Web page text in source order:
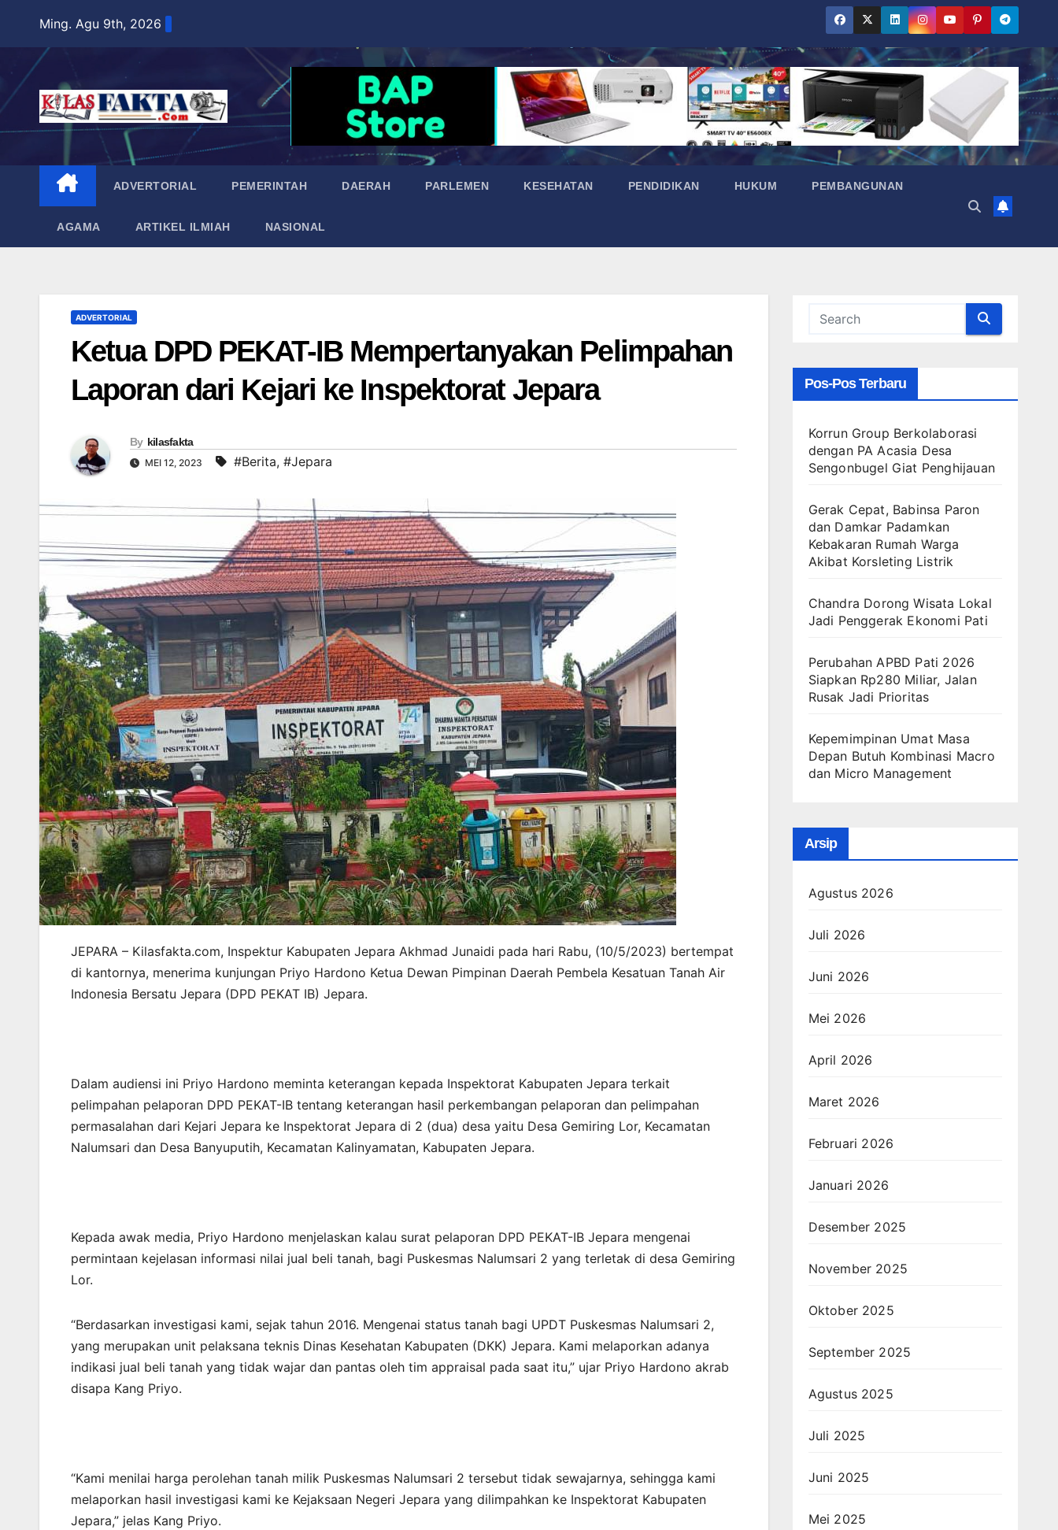
content
Ming. Agu 9th, 2026
ADVERTORIAL PEMERINTAH DAERAH PARLEMEN KESEHATAN PENDIDIKAN HUKUM PEMBANGUNAN
AGAMA ARTIKEL ILMIAH NASIONAL
ADVERTORIAL
Ketua DPD PEKAT-IB Mempertanyakan Pelimpahan
Laporan dari Kejari ke Inspektorat Jepara
By kilasfakta
MEI 12, 2023 #Berita, #Jepara
JEPARA – Kilasfakta.com, Inspektur Kabupaten Jepara Akhmad Junaidi pada hari Rabu, (10/5/2023) bertempat
di kantornya, menerima kunjungan Priyo Hardono Ketua Dewan Pimpinan Daerah Pembela Kesatuan Tanah Air
Indonesia Bersatu Jepara (DPD PEKAT IB) Jepara.
Dalam audiensi ini Priyo Hardono meminta keterangan kepada Inspektorat Kabupaten Jepara terkait
pelimpahan pelaporan DPD PEKAT-IB tentang keterangan hasil perkembangan pelaporan dan pelimpahan
permasalahan dari Kejari Jepara ke Inspektorat Jepara di 2 (dua) desa yaitu Desa Gemiring Lor, Kecamatan
Nalumsari dan Desa Banyuputih, Kecamatan Kalinyamatan, Kabupaten Jepara.
Kepada awak media, Priyo Hardono menjelaskan kalau surat pelaporan DPD PEKAT-IB Jepara mengenai
permintaan kejelasan informasi nilai jual beli tanah, bagi Puskesmas Nalumsari 2 yang terletak di desa Gemiring
Lor.
“Berdasarkan investigasi kami, sejak tahun 2016. Mengenai status tanah bagi UPDT Puskesmas Nalumsari 2,
yang merupakan unit pelaksana teknis Dinas Kesehatan Kabupaten (DKK) Jepara. Kami melaporkan adanya
indikasi jual beli tanah yang tidak wajar dan pantas oleh tim appraisal pada saat itu,” ujar Priyo Hardono akrab
disapa Kang Priyo.
“Kami menilai harga perolehan tanah milik Puskesmas Nalumsari 2 tersebut tidak sewajarnya, sehingga kami
melaporkan hasil investigasi kami ke Kejaksaan Negeri Jepara yang dilimpahkan ke Inspektorat Kabupaten
Jepara,” jelas Kang Priyo.
Pos-Pos Terbaru
Korrun Group Berkolaborasi
dengan PA Acasia Desa
Sengonbugel Giat Penghijauan
Gerak Cepat, Babinsa Paron
dan Damkar Padamkan
Kebakaran Rumah Warga
Akibat Korsleting Listrik
Chandra Dorong Wisata Lokal
Jadi Penggerak Ekonomi Pati
Perubahan APBD Pati 2026
Siapkan Rp280 Miliar, Jalan
Rusak Jadi Prioritas
Kepemimpinan Umat Masa
Depan Butuh Kombinasi Macro
dan Micro Management
Arsip
Agustus 2026
Juli 2026
Juni 2026
Mei 2026
April 2026
Maret 2026
Februari 2026
Januari 2026
Desember 2025
November 2025
Oktober 2025
September 2025
Agustus 2025
Juli 2025
Juni 2025
Mei 2025